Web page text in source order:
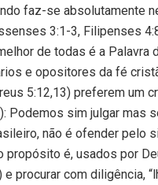
faz-se absolutamente
3:1-3, Filipenses
de todas é a Palavra
e opositores da fé
5:12,13) preferem um
Podemos sim julgar mas
não é ofender pelo
é, usados por
procurar com diligência,